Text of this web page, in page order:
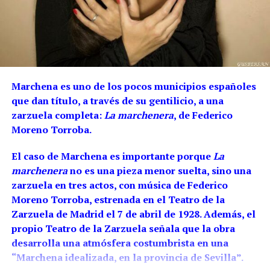
de azul más claro, conocido como azul
ultramarino.La iglesia Católica no tardó en
dictaminar que la Virgen María debería ir
vestida de este color en las imágenes,
que se había utilizado hasta entonces.
Durante muchos siglos, el azul siguió siendo el
pigmento más caro de todos, por lo que siguió
lujo
Así fue como, en muy poco tiempo, el azul se
convirtió ensímbolo de santidad, humildad y
virtud.
Precisamente por su alto precio era usado solo
por los mejores pintores que trabajaban para
más emprender el vuelo en su Bleriot.
Tras la muerte de Le Forestier el
Ayuntamiento de Marchena contrató a
Serviés. El campo de aviación, era según
el propio piloto Serviés, de los mejores
de España. El piloto ofreció dos
espectáculos de veinte minutos,
levantó ovaciones.
En 1915 se ofrece en la Feria un
espectáculo a cargo del piloto
marchenero Antonio Sánchez Jurado en
un aeroplano modelo Fourbe.
CINE EN BARRACAS DE FERIA
Marchena es uno de los pocos municipios españoles
que dan título, a través de su gentilicio, a una
zarzuela completa:La marchenera, de Federico
Moreno Torroba.
El caso de Marchena es importante porqueLa
marchenerano es una pieza menor suelta, sino una
zarzuela en tres actos, con música de Federico
Moreno Torroba, estrenada en el Teatro de la
Zarzuela de Madrid el 7 de abril de 1928. Además, el
propio Teatro de la Zarzuela señala que la obra
desarrolla una atmósfera costumbrista en una
“Marchena idealizada, en la provincia de Sevilla”.